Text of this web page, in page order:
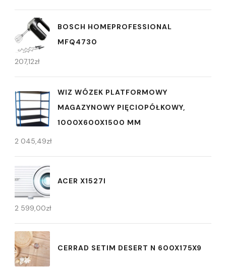
BOSCH HOMEPROFESSIONAL
MFQ4730
207,12zł
WIZ WÓZEK PLATFORMOWY
MAGAZYNOWY PIĘCIOPÓŁKOWY,
1000X600X1500 MM
2 045,49zł
ACER X1527I
2 599,00zł
CERRAD SETIM DESERT N 600X175X9